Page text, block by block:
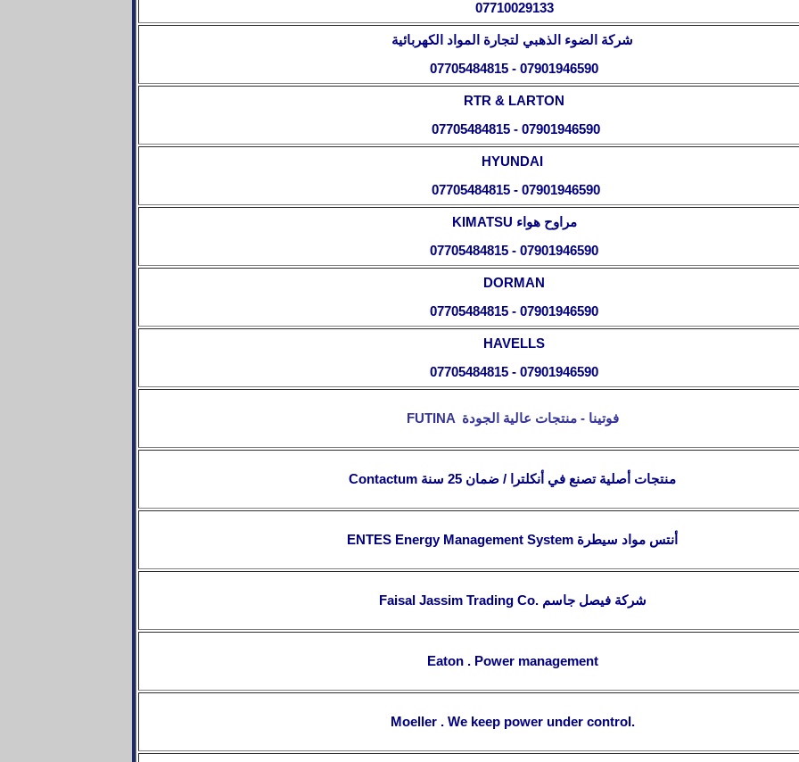
07710029133
شركة الضوء الذهبي لتجارة المواد الكهربائية
07705484815 - 07901946590
RTR & LARTON
07705484815 - 07901946590
HYUNDAI
07705484815 - 07901946590
KIMATSU مراوح هواء
07705484815 - 07901946590
DORMAN
07705484815 - 07901946590
HAVELLS
07705484815 - 07901946590
FUTINA فوتينا - منتجات عالية الجودة
منتجات أصلية تصنع في أنكلترا / ضمان 25 سنة Contactum
ENTES Energy Management System أنتس مواد سيطرة
Faisal Jassim Trading Co. شركة فيصل جاسم
Eaton . Power management
Moeller . We keep power under control.